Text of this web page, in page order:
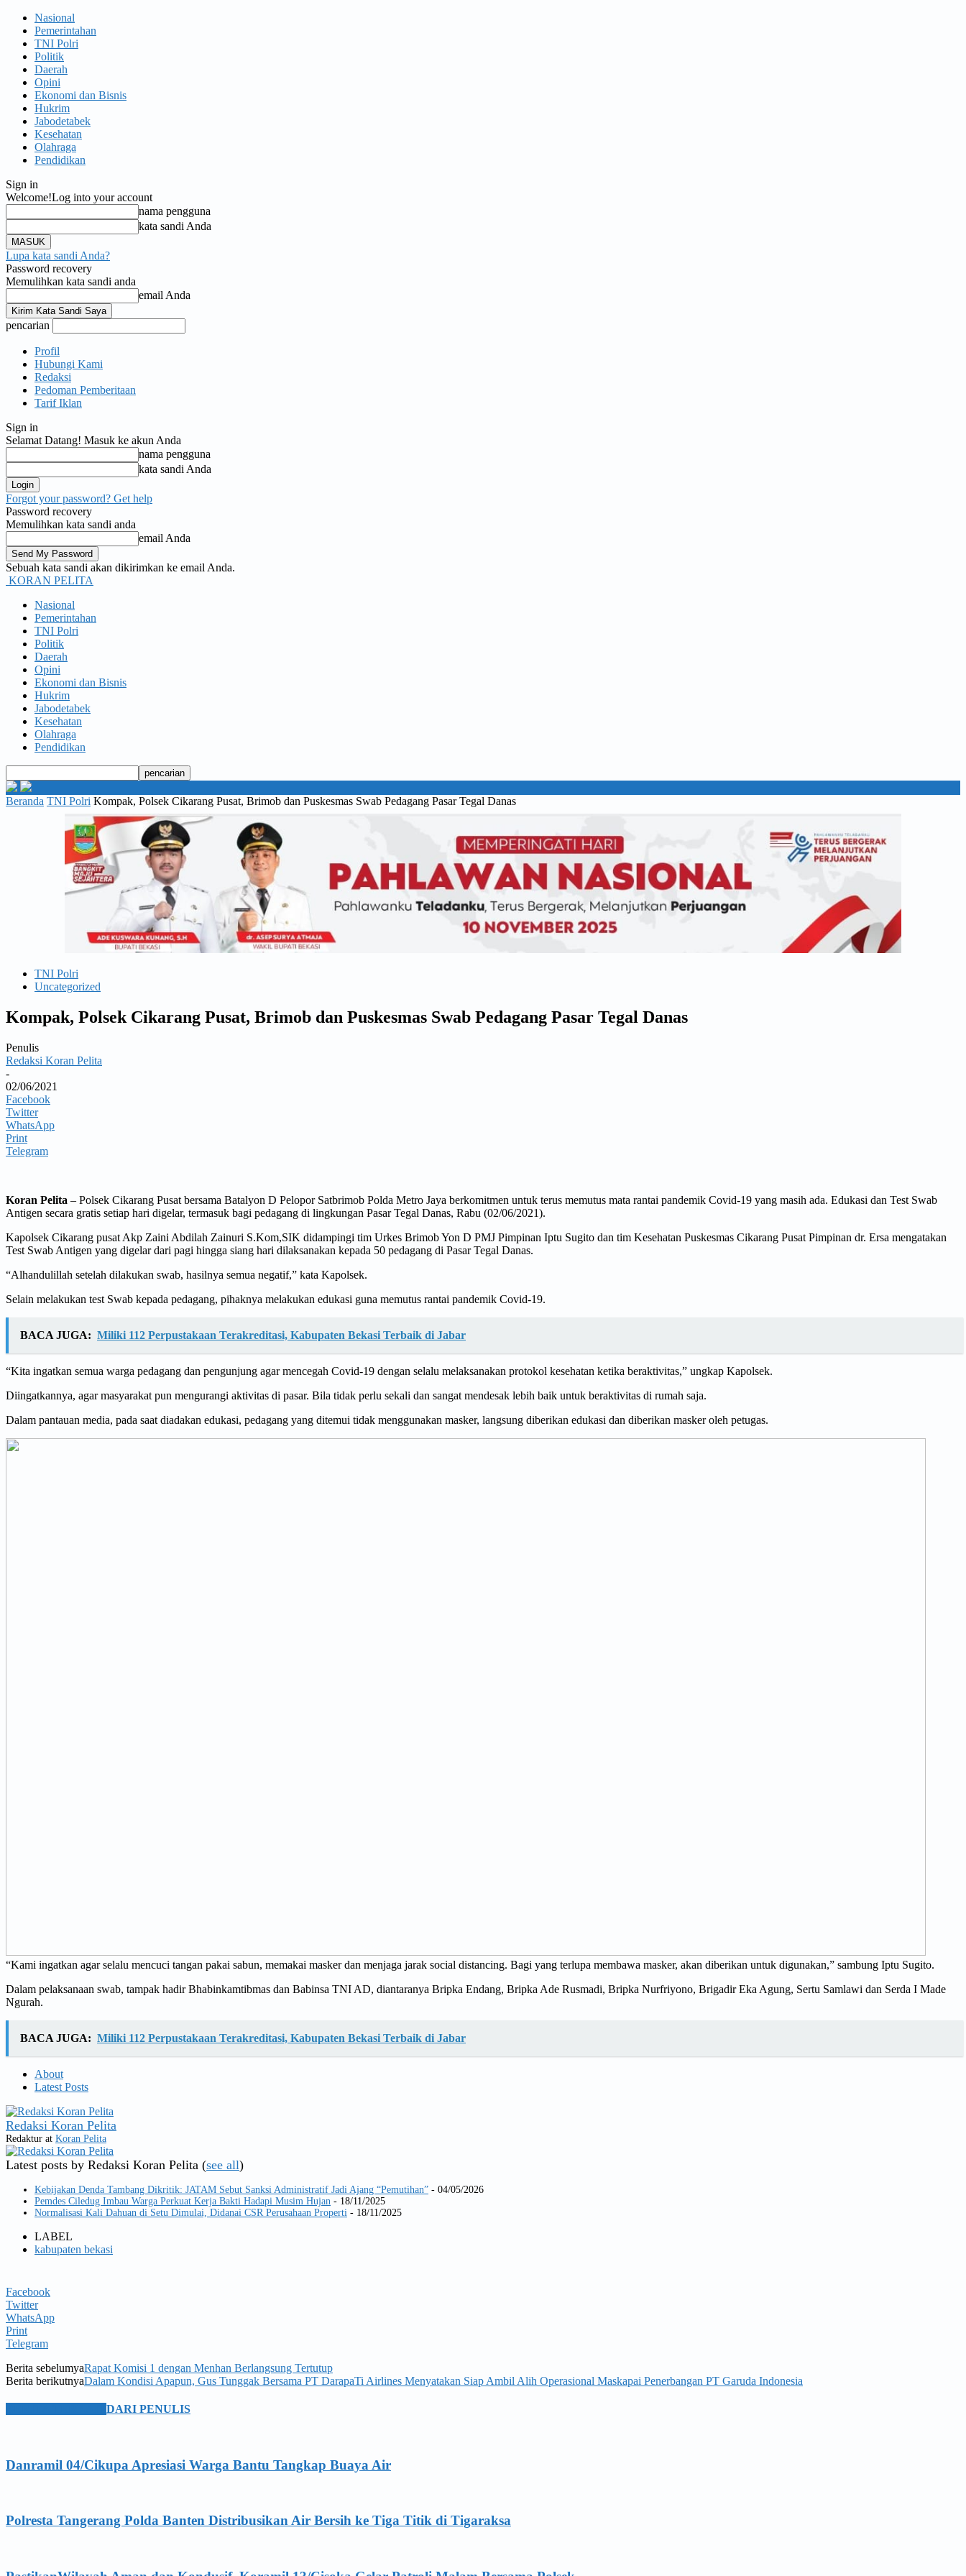
Nasional
Pemerintahan
TNI Polri
Politik
Daerah
Opini
Ekonomi dan Bisnis
Hukrim
Jabodetabek
Kesehatan
Olahraga
Pendidikan
Sign in
Welcome!Log into your account
nama pengguna
kata sandi Anda
Lupa kata sandi Anda?
Password recovery
Memulihkan kata sandi anda
email Anda
pencarian
Profil
Hubungi Kami
Redaksi
Pedoman Pemberitaan
Tarif Iklan
Sign in
Selamat Datang! Masuk ke akun Anda
nama pengguna
kata sandi Anda
Forgot your password? Get help
Password recovery
Memulihkan kata sandi anda
email Anda
Sebuah kata sandi akan dikirimkan ke email Anda.
KORAN PELITA
Nasional
Pemerintahan
TNI Polri
Politik
Daerah
Opini
Ekonomi dan Bisnis
Hukrim
Jabodetabek
Kesehatan
Olahraga
Pendidikan
Beranda TNI Polri Kompak, Polsek Cikarang Pusat, Brimob dan Puskesmas Swab Pedagang Pasar Tegal Danas
TNI Polri
Uncategorized
Kompak, Polsek Cikarang Pusat, Brimob dan Puskesmas Swab Pedagang Pasar Tegal Danas
Penulis
Redaksi Koran Pelita
-
02/06/2021
Facebook
Twitter
WhatsApp
Print
Telegram
Koran Pelita – Polsek Cikarang Pusat bersama Batalyon D Pelopor Satbrimob Polda Metro Jaya berkomitmen untuk terus memutus mata rantai pandemik Covid-19 yang masih ada. Edukasi dan Test Swab
Antigen secara gratis setiap hari digelar, termasuk bagi pedagang di lingkungan Pasar Tegal Danas, Rabu (02/06/2021).
Kapolsek Cikarang pusat Akp Zaini Abdilah Zainuri S.Kom,SIK didampingi tim Urkes Brimob Yon D PMJ Pimpinan Iptu Sugito dan tim Kesehatan Puskesmas Cikarang Pusat Pimpinan dr. Ersa mengatakan
Test Swab Antigen yang digelar dari pagi hingga siang hari dilaksanakan kepada 50 pedagang di Pasar Tegal Danas.
“Alhandulillah setelah dilakukan swab, hasilnya semua negatif,” kata Kapolsek.
Selain melakukan test Swab kepada pedagang, pihaknya melakukan edukasi guna memutus rantai pandemik Covid-19.
BACA JUGA: Miliki 112 Perpustakaan Terakreditasi, Kabupaten Bekasi Terbaik di Jabar
“Kita ingatkan semua warga pedagang dan pengunjung agar mencegah Covid-19 dengan selalu melaksanakan protokol kesehatan ketika beraktivitas,” ungkap Kapolsek.
Diingatkannya, agar masyarakat pun mengurangi aktivitas di pasar. Bila tidak perlu sekali dan sangat mendesak lebih baik untuk beraktivitas di rumah saja.
Dalam pantauan media, pada saat diadakan edukasi, pedagang yang ditemui tidak menggunakan masker, langsung diberikan edukasi dan diberikan masker oleh petugas.
“Kami ingatkan agar selalu mencuci tangan pakai sabun, memakai masker dan menjaga jarak social distancing. Bagi yang terlupa membawa masker, akan diberikan untuk digunakan,” sambung Iptu Sugito.
Dalam pelaksanaan swab, tampak hadir Bhabinkamtibmas dan Babinsa TNI AD, diantaranya Bripka Endang, Bripka Ade Rusmadi, Bripka Nurfriyono, Brigadir Eka Agung, Sertu Samlawi dan Serda I Made
Ngurah.
BACA JUGA: Miliki 112 Perpustakaan Terakreditasi, Kabupaten Bekasi Terbaik di Jabar
About
Latest Posts
Redaksi Koran Pelita
Redaktur at Koran Pelita
Latest posts by Redaksi Koran Pelita (see all)
Kebijakan Denda Tambang Dikritik: JATAM Sebut Sanksi Administratif Jadi Ajang “Pemutihan” - 04/05/2026
Pemdes Ciledug Imbau Warga Perkuat Kerja Bakti Hadapi Musim Hujan - 18/11/2025
Normalisasi Kali Dahuan di Setu Dimulai, Didanai CSR Perusahaan Properti - 18/11/2025
LABEL
kabupaten bekasi
Facebook
Twitter
WhatsApp
Print
Telegram
Berita sebelumyaRapat Komisi 1 dengan Menhan Berlangsung Tertutup
Berita berikutnyaDalam Kondisi Apapun, Gus Tunggak Bersama PT DarapaTi Airlines Menyatakan Siap Ambil Alih Operasional Maskapai Penerbangan PT Garuda Indonesia
DARI PENULIS
Danramil 04/Cikupa Apresiasi Warga Bantu Tangkap Buaya Air
Polresta Tangerang Polda Banten Distribusikan Air Bersih ke Tiga Titik di Tigaraksa